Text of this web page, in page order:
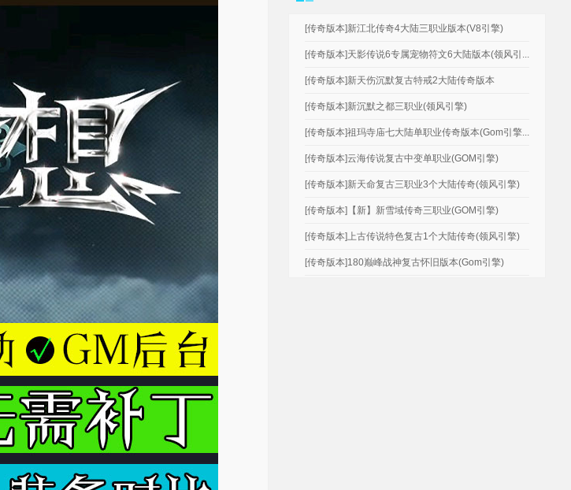
[传奇版本]新江北传奇4大陆三职业版本(V8引擎)
[传奇版本]天影传说6专属宠物符文6大陆版本(领风引...
[传奇版本]新天伤沉默复古特戒2大陆传奇版本
[传奇版本]新沉默之都三职业(领风引擎)
[传奇版本]祖玛寺庙七大陆单职业传奇版本(Gom引擎...
[传奇版本]云海传说复古中变单职业(GOM引擎)
[传奇版本]新天命复古三职业3个大陆传奇(领风引擎)
[传奇版本]【新】新雪域传奇三职业(GOM引擎)
[传奇版本]上古传说特色复古1个大陆传奇(领风引擎)
[传奇版本]180巅峰战神复古怀旧版本(Gom引擎)